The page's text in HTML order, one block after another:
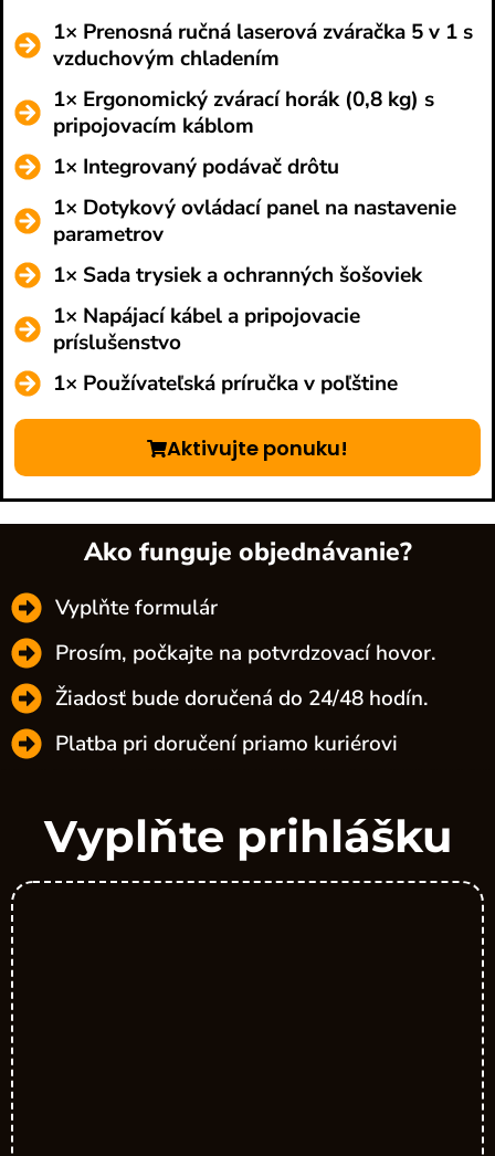
1× Prenosná ručná laserová zváračka 5 v 1 s
vzduchovým chladením
1× Ergonomický zvárací horák (0,8 kg) s
pripojovacím káblom
1× Integrovaný podávač drôtu
1× Dotykový ovládací panel na nastavenie
parametrov
1× Sada trysiek a ochranných šošoviek
1× Napájací kábel a pripojovacie
príslušenstvo
1× Používateľská príručka v poľštine
Aktivujte ponuku!
Ako funguje objednávanie?
Vyplňte formulár
Prosím, počkajte na potvrdzovací hovor.
Žiadosť bude doručená do 24/48 hodín.
Platba pri doručení priamo kuriérovi
Vyplňte prihlášku